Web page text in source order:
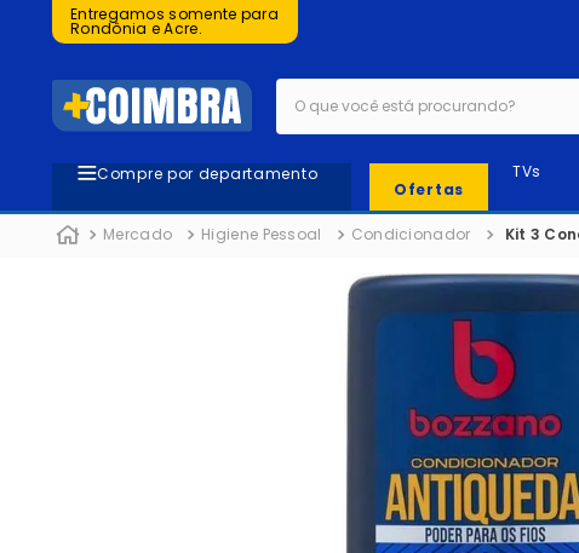
Entregamos somente para
Rondônia e Acre.
O que você está procurando?
Compre por departamento
Ofertas
TVs
Mercado Higiene Pessoal Condicionador Kit 3